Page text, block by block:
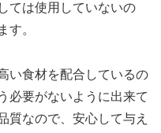
ては使用していないの
す。
い食材を配合しているの
必要がないように出来て
質なので、安心して与え